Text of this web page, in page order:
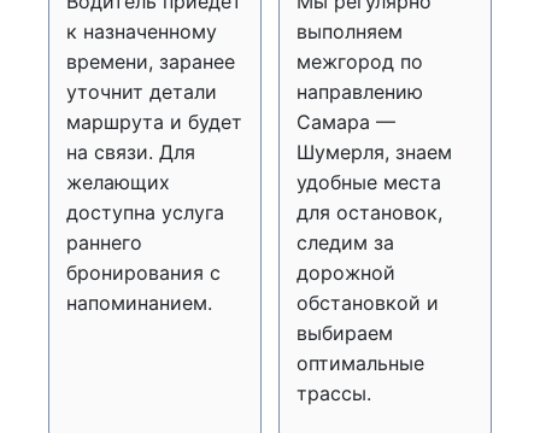
к назначенному
времени, заранее
уточнит детали
маршрута и будет
на связи. Для
желающих
доступна услуга
раннего
бронирования с
напоминанием.
выполняем
межгород по
направлению
Самара —
Шумерля, знаем
удобные места
для остановок,
следим за
дорожной
обстановкой и
выбираем
оптимальные
трассы.